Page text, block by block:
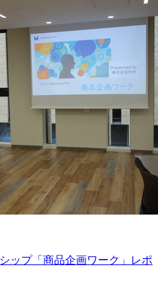
ップ「商品企画ワーク」レポ